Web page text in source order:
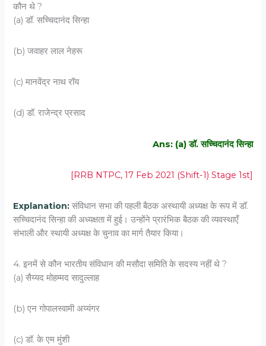
कौन थे ?
(a) डॉ. सच्चिदानंद सिन्हा
(b) जवाहर लाल नेहरू
(c) मानवेंद्र नाथ रॉय
(d) डॉ. राजेन्द्र प्रसाद
Ans: (a) डॉ. सच्चिदानंद सिन्हा
[RRB NTPC, 17 Feb 2021 (Shift-1) Stage 1st]
Explanation:संविधान सभा की पहली बैठक अस्थायी अध्यक्ष के रूप में डॉ.
सच्चिदानंद सिन्हा की अध्यक्षता में हुई। उन्होंने प्रारंभिक बैठक की व्यवस्थाएँ
संभाली और स्थायी अध्यक्ष के चुनाव का मार्ग तैयार किया।
4. इनमें से कौन भारतीय संविधान की मसौदा समिति के सदस्य नहीं थे ?
(a) सैय्यद मोहम्मद सादुल्लाह
(b) एन गोपालस्वामी अय्यंगर
(c) डॉ. के एम मुंशी